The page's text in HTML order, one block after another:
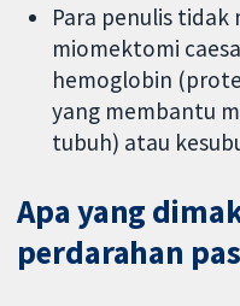
Para penulis
miomektomi
hemoglobin
yang membantu
tubuh) atau
Apa yang
perdarahan